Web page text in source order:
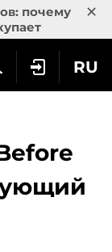
почему
×
RU